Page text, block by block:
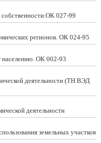
ОК 027-99
регионов. ОК 024-95
населению. ОК 002-93
деятельности (ТН ВЭД
деятельности
земельных участков